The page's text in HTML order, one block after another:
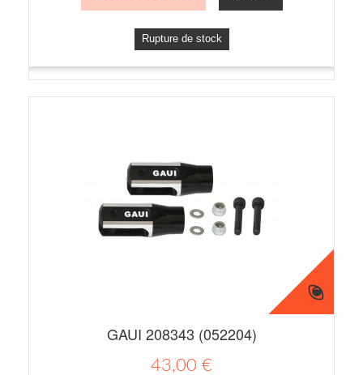
Rupture de stock
GAUI 208343 (052204)
43,00 €